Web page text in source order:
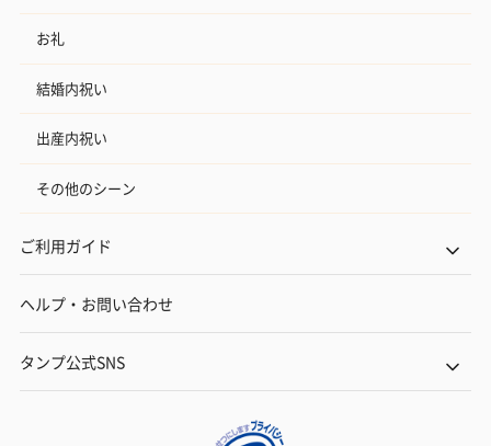
お礼
結婚内祝い
出産内祝い
その他のシーン
ご利用ガイド
ヘルプ・お問い合わせ
タンプ公式SNS